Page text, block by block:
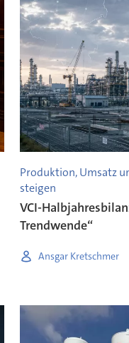
Produktion, Umsatz
steigen
VCI-
Trendwende“
Ansgar Kretschmer